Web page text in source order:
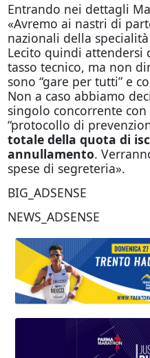
Entrando nei dettagli
«Avremo ai nastri di
nazionali della
Lecito quindi attendersi
tasso tecnico, ma non
sono “gare per tutti” e
Non a caso abbiamo
singolo concorrente
“protocollo di
totale della quota di
annullamento.
spese di segreteria».
BIG_ADSENSE
NEWS_ADSENSE